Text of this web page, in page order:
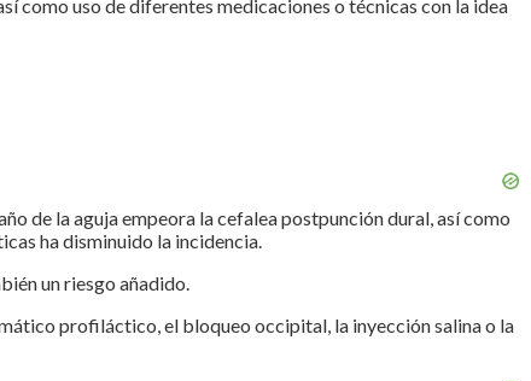
como uso de diferentes medicaciones o técnicas con la idea
de la aguja empeora la cefalea postpunción dural, así como
ha disminuido la incidencia.
un riesgo añadido.
profiláctico, el bloqueo occipital, la inyección salina o la